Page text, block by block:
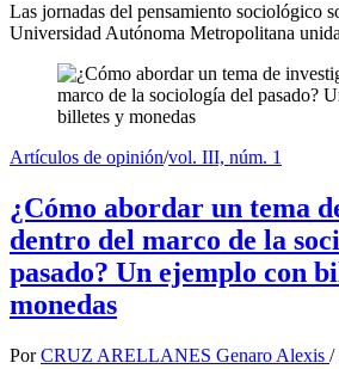
Las jornadas del pensamiento sociológico
Universidad Autónoma Metropolitana
Artículos de opinión/vol. III, núm. 1
¿Cómo abordar un tema
dentro del marco de la
pasado? Un ejemplo con
monedas
Por CRUZ ARELLANES Genaro Alexis /